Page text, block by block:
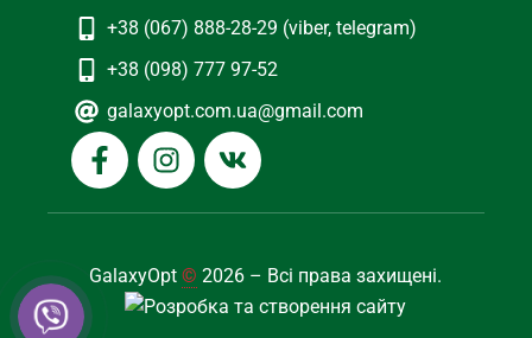
+38 (067) 888-28-29 (viber, telegram)
+38 (098) 777 97-52
galaxyopt.com.ua@gmail.com
GalaxyOpt© 2026 – Всі права захищені.